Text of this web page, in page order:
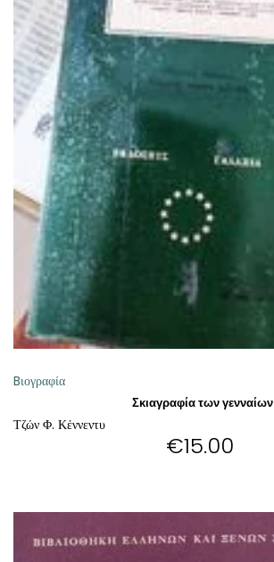
ΠΡΟΣΘΉΚΗ ΣΤΟ ΚΑΛΆΘΙ
Bιογραφία
Σκιαγραφία των γενναίων
Τζών Φ. Κέννεντυ
€15.00